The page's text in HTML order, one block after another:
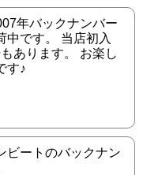
年バックナンバー
中です。 当店初入
あります。 お楽し
す♪
ビートのバックナン